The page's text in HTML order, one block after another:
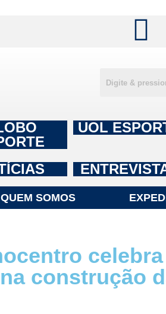
UOL
QUEM SOMOS
construção